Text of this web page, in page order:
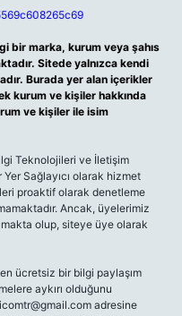
bir marka, kurum veya şahıs
Sitede yalnızca kendi
Burada yer alan içerikler
kurum ve kişiler hakkında
ve kişiler ile isim
Teknolojileri ve İletişim
Sağlayıcı olarak hizmet
proaktif olarak denetleme
Ancak, üyelerimiz
olup, siteye üye olarak
ücretsiz bir bilgi paylaşım
aykırı olduğunu
adresine